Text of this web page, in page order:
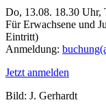
Do, 13.08. 18.30 Uhr,
Für Erwachsene und
Eintritt)
Anmeldung:
Jetzt anmelden
Bild: J. Gerhardt